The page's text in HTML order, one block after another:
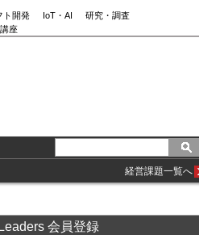
ト開発 IoT・AI
研究・調査
座
経営課題一覧へ
会員登録